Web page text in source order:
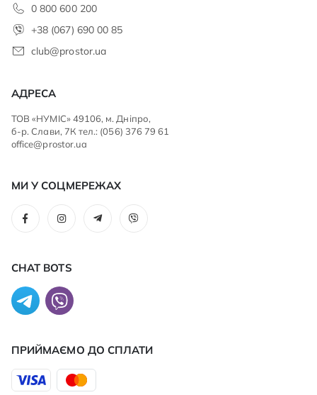
0 800 600 200
+38 (067) 690 00 85
club@prostor.ua
АДРЕСА
ТОВ «НУМІС» 49106, м. Дніпро,
б-р. Слави, 7К тел.: (056) 376 79 61
office@prostor.ua
МИ У СОЦМЕРЕЖАХ
CHAT BOTS
ПРИЙМАЄМО ДО CПЛАТИ